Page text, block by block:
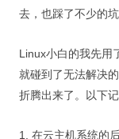
去，也踩了不少的
Linux小白的我先用
就碰到了无法解决
折腾出来了。以下
1. 在云主机系统的